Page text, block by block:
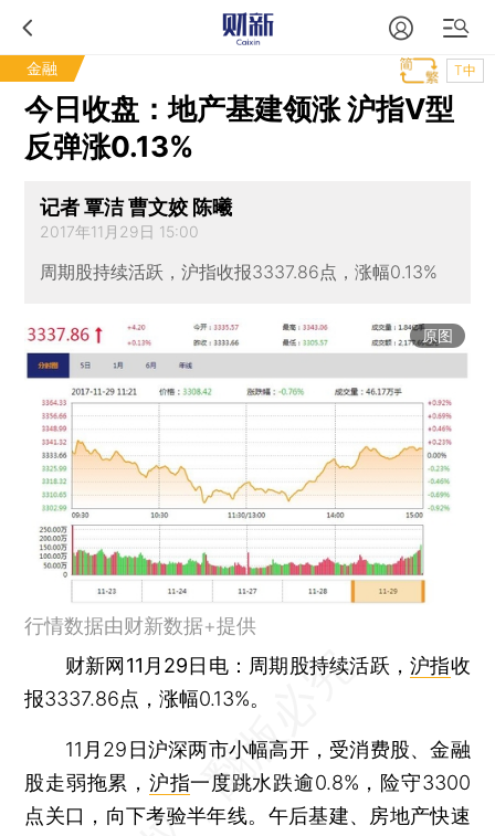
金融 T中
今日收盘：地产基建领涨 沪指V型
反弹涨0.13%
记者 覃洁 曹文姣 陈曦
2017年11月29日 15:00
周期股持续活跃，沪指收报3337.86点，涨幅0.13%
原图
行情数据由财新数据+提供
财新网11月29日电：周期股持续活跃，沪指收
报3337.86点，涨幅0.13%。
11月29日沪深两市小幅高开，受消费股、金融
股走弱拖累， 沪指一度跳水跌逾0.8%，险守3300
点关口，向下考验半年线。午后基建、房地产快速